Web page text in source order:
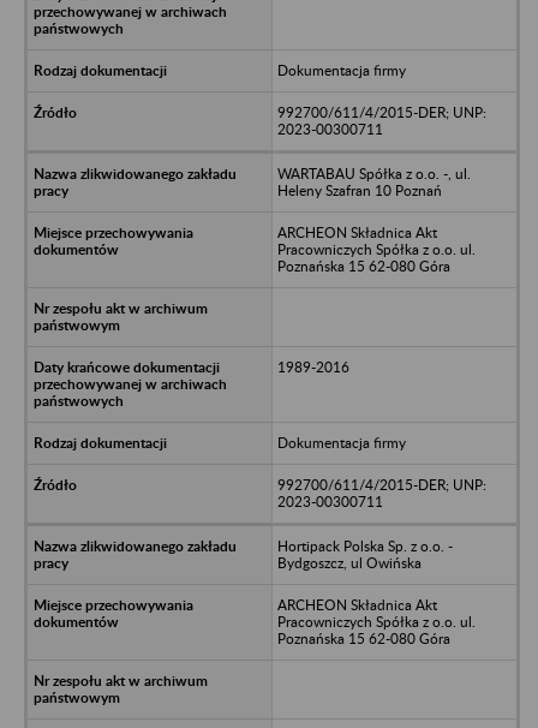
Dokumentacja firmy
992700/611/4/2015-DER; UNP:
2023-00300711
WARTABAU Spółka z o.o. -, ul.
Heleny Szafran 10 Poznań
ARCHEON Składnica Akt
Pracowniczych Spółka z o.o. ul.
Poznańska 15 62-080 Góra
1989-2016
Dokumentacja firmy
992700/611/4/2015-DER; UNP:
2023-00300711
Hortipack Polska Sp. z o.o. -
Bydgoszcz, ul Owińska
ARCHEON Składnica Akt
Pracowniczych Spółka z o.o. ul.
Poznańska 15 62-080 Góra